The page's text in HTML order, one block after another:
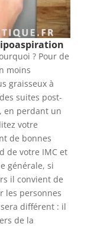
? Pour de
moins
graisseux à
suites post-
en perdant un
votre
de bonnes
de votre IMC et
générale, si
il convient de
les personnes
différent : il
de la